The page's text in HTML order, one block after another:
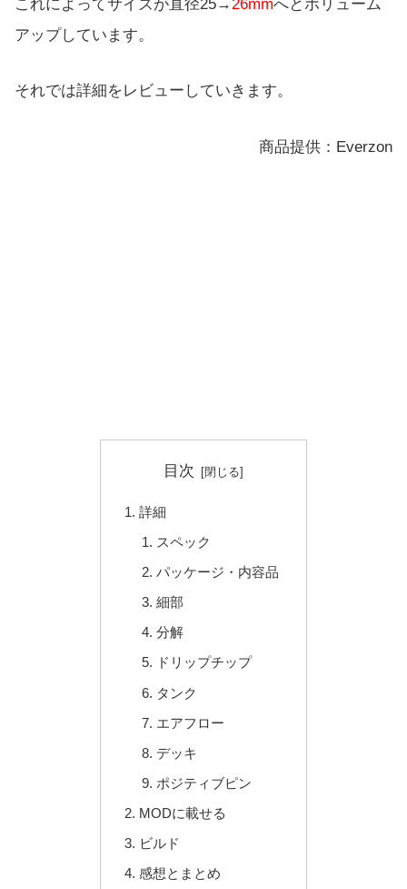
これによってサイズが直径25→26mmへとボリューム
アップしています。
それでは詳細をレビューしていきます。
商品提供：Everzon
目次
詳細
スペック
パッケージ・内容品
細部
分解
ドリップチップ
タンク
エアフロー
デッキ
ポジティブピン
MODに載せる
ビルド
感想とまとめ